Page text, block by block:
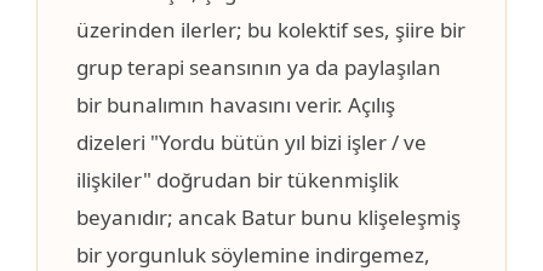
üzerinden ilerler; bu kolektif ses, şiire bir
grup terapi seansının ya da paylaşılan
bir bunalımın havasını verir. Açılış
dizeleri "Yordu bütün yıl bizi işler / ve
ilişkiler" doğrudan bir tükenmişlik
beyanıdır; ancak Batur bunu klişeleşmiş
bir yorgunluk söylemine indirgemez,